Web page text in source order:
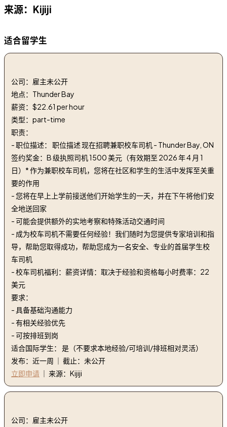
来源：Kijiji
适合留学生
公司：雇主未公开
地点：Thunder Bay
薪资：$22.61 per hour
类型：part-time
职责：
- 职位描述： 职位描述 现在招聘兼职校车司机 - Thunder Bay, ON
签约奖金：B 级执照司机 1500 美元（有效期至 2026 年 4 月 1
日）* 作为兼职校车司机，您将在社区和学生的生活中发挥至关重
要的作用
- 您将在早上上学前接送他们开始学生的一天，并在下午将他们安
全地送回家
- 可能会提供额外的实地考察和特殊活动交通时间
- 成为校车司机不需要任何经验！我们随时为您提供专家培训和指
导，帮助您取得成功，帮助您成为一名安全、专业的首届学生校
车司机
- 校车司机福利：薪资详情：取决于经验和资格每小时费率：22
美元
要求：
- 具备基础沟通能力
- 有相关经验优先
- 可按排班到岗
适合国际学生： 是（不要求本地经验/可培训/排班相对灵活）
发布：近一周 ｜ 截止：未公开
立即申请 ｜ 来源：Kijiji
公司：雇主未公开